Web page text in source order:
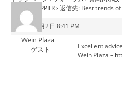
medicine. PPTR › 返信先: Best trends
2026年6月2日 8:41 PM
Wein Plaza
ゲスト
Excellent
Wein Plaza –